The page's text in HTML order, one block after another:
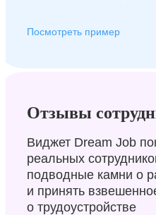
Посмотреть пример
Отзывы
Виджет Dream Job
реальных
подводные камни о
и принять
о трудоустройстве